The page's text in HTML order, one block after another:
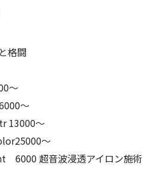
格闘
〜
〜
13000〜
〜
超音波浸透アイロン施術